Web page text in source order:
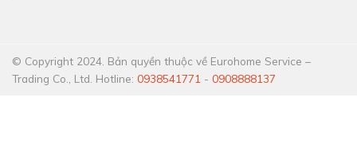
© Copyright 2024. Bản quyền thuộc về Eurohome Service –
Trading Co., Ltd. Hotline: 0938541771 - 0908888137